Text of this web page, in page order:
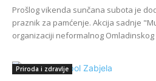
Prošlog vikenda sunčana subota je
praznik za pamćenje. Akcija sadnje
organizaciji neformalnog
Priroda i zdravlje